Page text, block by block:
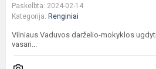
Paskelbta: 2024-02-14
Kategorija: Renginiai
Vilniaus Vaduvos darželio-mokyklos
vasari...